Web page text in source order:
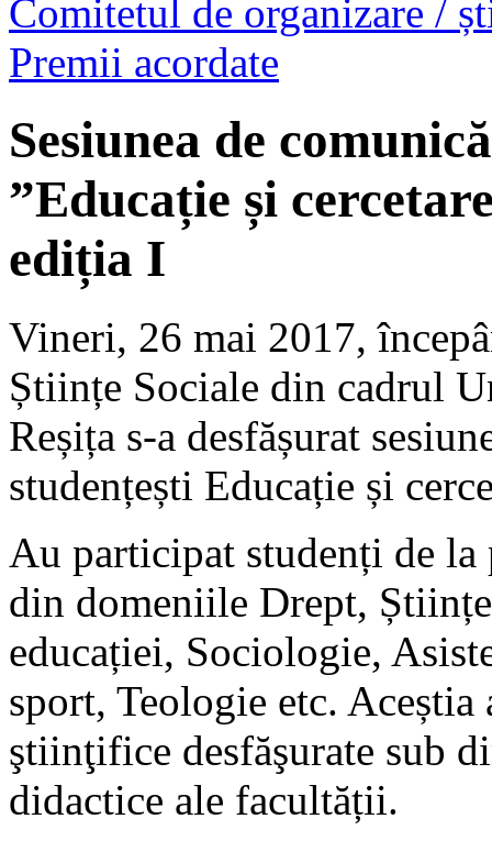
Comitetul de organizare /
Premii acordate
Sesiunea de
”Educație și
ediția I
Vineri, 26 mai 2017,
Științe Sociale din cadrul
Reșița s-a desfășurat
studențești Educație și
Au participat studenți de
din domeniile Drept,
educației, Sociologie,
sport, Teologie etc.
ştiinţifice desfăşurate sub
didactice ale facultății.